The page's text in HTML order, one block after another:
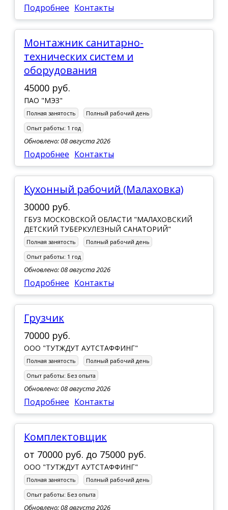
Подробнее Контакты
Монтажник санитарно-
технических систем и
оборудования
45000 руб.
ПАО "МЭЗ"
Полная занятость
Полный рабочий день
Опыт работы: 1 год
Обновлено: 08 августа 2026
Подробнее Контакты
Кухонный рабочий (Малаховка)
30000 руб.
ГБУЗ МОСКОВСКОЙ ОБЛАСТИ "МАЛАХОВСКИЙ
ДЕТСКИЙ ТУБЕРКУЛЕЗНЫЙ САНАТОРИЙ"
Полная занятость
Полный рабочий день
Опыт работы: 1 год
Обновлено: 08 августа 2026
Подробнее Контакты
Грузчик
70000 руб.
ООО "ТУТЖДУТ АУТСТАФФИНГ"
Полная занятость
Полный рабочий день
Опыт работы: Без опыта
Обновлено: 08 августа 2026
Подробнее Контакты
Комплектовщик
от 70000 руб. до 75000 руб.
ООО "ТУТЖДУТ АУТСТАФФИНГ"
Полная занятость
Полный рабочий день
Опыт работы: Без опыта
Обновлено: 08 августа 2026